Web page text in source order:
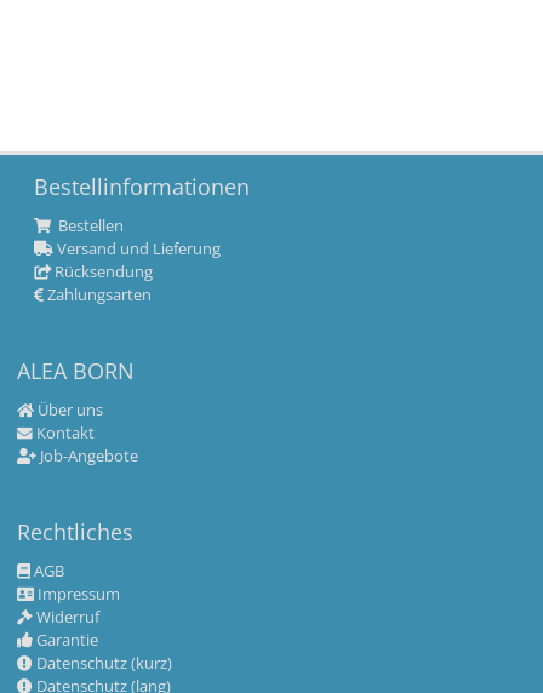
Bestellinformationen
Bestellen
Versand und Lieferung
Rücksendung
Zahlungsarten
ALEA BORN
Über uns
Kontakt
Job-Angebote
Rechtliches
AGB
Impressum
Widerruf
Garantie
Datenschutz (kurz)
Datenschutz (lang)